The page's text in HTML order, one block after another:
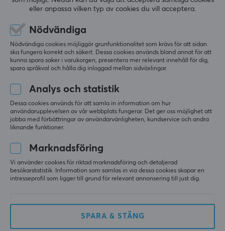
5599 kr
(0)
xDuoo
XD05 Pro Bärbar
DAC/AMP
eller anpassa vilken typ av cookies du vill acceptera.
Nödvändiga
Nödvändiga cookies möjliggör grunfunktionalitet som krävs för att sidan
ska fungera korrekt och säkert. Dessa cookies används bland annat för att
kunna spara saker i varukorgen, presentera mer relevant innehåll för dig,
spara språkval och hålla dig inloggad mellan sidväxlingar.
Analys och statistik
Dessa cookies används för att samla in information om hur
användarupplevelsen av vår webbplats fungerar. Det ger oss möjlighet att
jobba med förbättringar av användarvänligheten, kundservice och andra
liknande funktioner.
Marknadsföring
Vi använder cookies för riktad marknadsföring och detaljerad
besökarstatistik. Information som samlas in via dessa cookies skapar en
intresseprofil som ligger till grund för relevant annonsering till just dig.
SPARA & STÄNG